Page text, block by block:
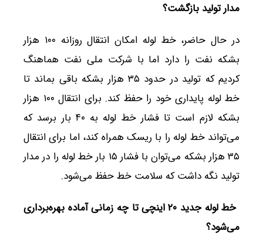
مدار تولید بازگشت؟
در حال حاضر، خط لوله امکان انتقال روزانه ۱۰۰ هزار
بشکه نفت را دارد اما با شرکت ملی نفت هماهنگ
کردیم که تولید در حدود ۳۵ هزار بشکه باقی بماند تا
خط لوله پایداری خود را حفظ کند. برای انتقال ۱۰۰ هزار
بشکه لازم است تا فشار خط لوله به ۴۰ بار برسد که
می‌تواند خط لوله را با ریسک همراه کند، اما برای انتقال
۳۵ هزار بشکه می‌توان با فشار ۱۵ بار خط لوله را در مدار
تولید نگه داشت که سلامت خط حفظ می‌شود.
خط لوله جدید ۲۰ اینچی تا چه زمانی آماده بهره‌برداری
می‌شود؟